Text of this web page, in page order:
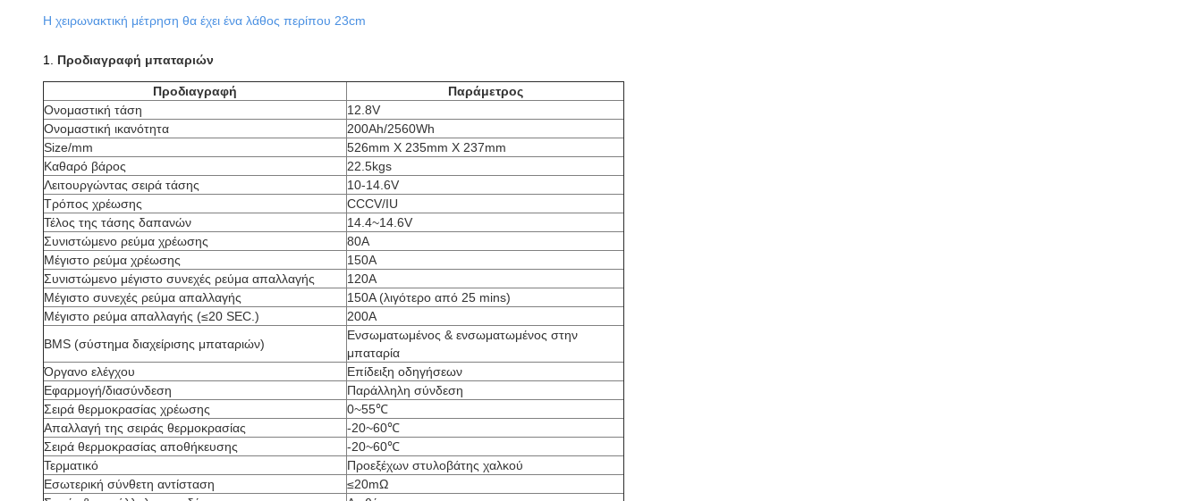
Η χειρωνακτική μέτρηση θα έχει ένα λάθος περίπου 23cm
1. Προδιαγραφή μπαταριών
Προδιαγραφή
Παράμετρος
Ονομαστική τάση
12.8V
Ονομαστική ικανότητα
200Ah/2560Wh
Size/mm
526mm X 235mm X 237mm
Καθαρό βάρος
22.5kgs
Λειτουργώντας σειρά τάσης
10-14.6V
Τρόπος χρέωσης
CCCV/IU
Τέλος της τάσης δαπανών
14.4~14.6V
Συνιστώμενο ρεύμα χρέωσης
80A
Μέγιστο ρεύμα χρέωσης
150A
Συνιστώμενο μέγιστο συνεχές ρεύμα απαλλαγής
120A
Μέγιστο συνεχές ρεύμα απαλλαγής
150A (λιγότερο από 25 mins)
Μέγιστο ρεύμα απαλλαγής (≤20 SEC.)
200A
BMS (σύστημα διαχείρισης μπαταριών)
Ενσωματωμένος & ενσωματωμένος στην
μπαταρία
Όργανο ελέγχου
Επίδειξη οδηγήσεων
Εφαρμογή/διασύνδεση
Παράλληλη σύνδεση
Σειρά θερμοκρασίας χρέωσης
0~55℃
Απαλλαγή της σειράς θερμοκρασίας
-20~60℃
Σειρά θερμοκρασίας αποθήκευσης
-20~60℃
Τερματικό
Προεξέχων στυλοβάτης χαλκού
Εσωτερική σύνθετη αντίσταση
≤20mΩ